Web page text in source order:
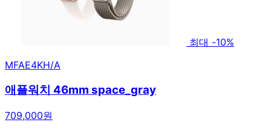
최대 -10%
MFAE4KH/A
애플워치 46mm space_gray
709,000원